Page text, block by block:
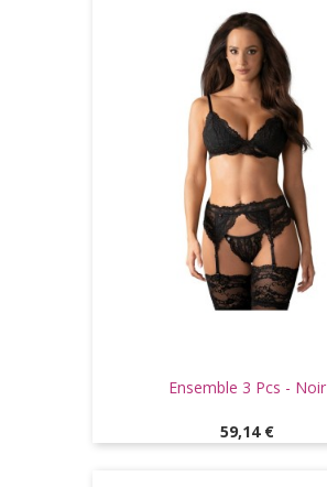
Ensemble 3 Pcs - Noir
Prix
59,14 €